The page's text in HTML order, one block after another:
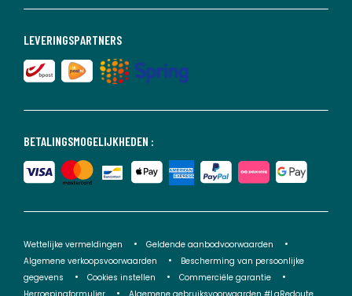
BETALINGSMOGELIJKHEDEN :
LEVERINGSPARTNERS
Wettelijke vermeldingen
Geldende aanbodvoorwaarden
Algemene verkoopsvoorwaarden
Bescherming van persoonlijke
gegevens
Cookies instellen
Commerciële garantie